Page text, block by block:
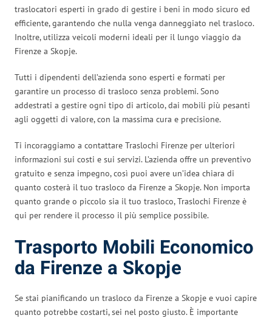
traslocatori esperti in grado di gestire i beni in modo sicuro ed
efficiente, garantendo che nulla venga danneggiato nel trasloco.
Inoltre, utilizza veicoli moderni ideali per il lungo viaggio da
Firenze a Skopje.
Tutti i dipendenti dell’azienda sono esperti e formati per
garantire un processo di trasloco senza problemi. Sono
addestrati a gestire ogni tipo di articolo, dai mobili più pesanti
agli oggetti di valore, con la massima cura e precisione.
Ti incoraggiamo a contattare Traslochi Firenze per ulteriori
informazioni sui costi e sui servizi. L’azienda offre un preventivo
gratuito e senza impegno, così puoi avere un’idea chiara di
quanto costerà il tuo trasloco da Firenze a Skopje. Non importa
quanto grande o piccolo sia il tuo trasloco, Traslochi Firenze è
qui per rendere il processo il più semplice possibile.
Trasporto Mobili Economico
da Firenze a Skopje
Se stai pianificando un trasloco da Firenze a Skopje e vuoi capire
quanto potrebbe costarti, sei nel posto giusto. È importante